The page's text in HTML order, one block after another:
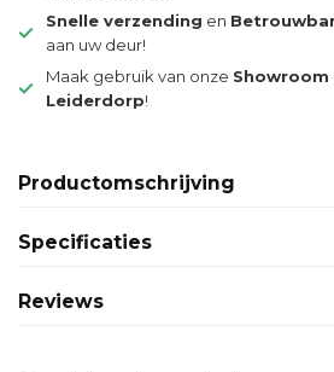
Snelle verzending en
aan uw deur!
Maak gebruik van onze Showroom
Leiderdorp!
Productomschrijving
Specificaties
Reviews